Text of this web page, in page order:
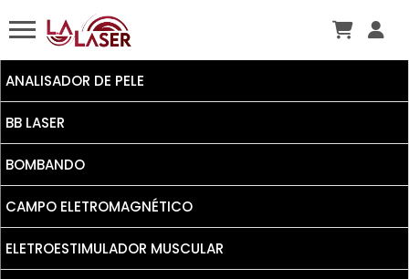
ANALISADOR DE PELE
BB LASER
BOMBANDO
CAMPO ELETROMAGNÉTICO
ELETROESTIMULADOR MUSCULAR